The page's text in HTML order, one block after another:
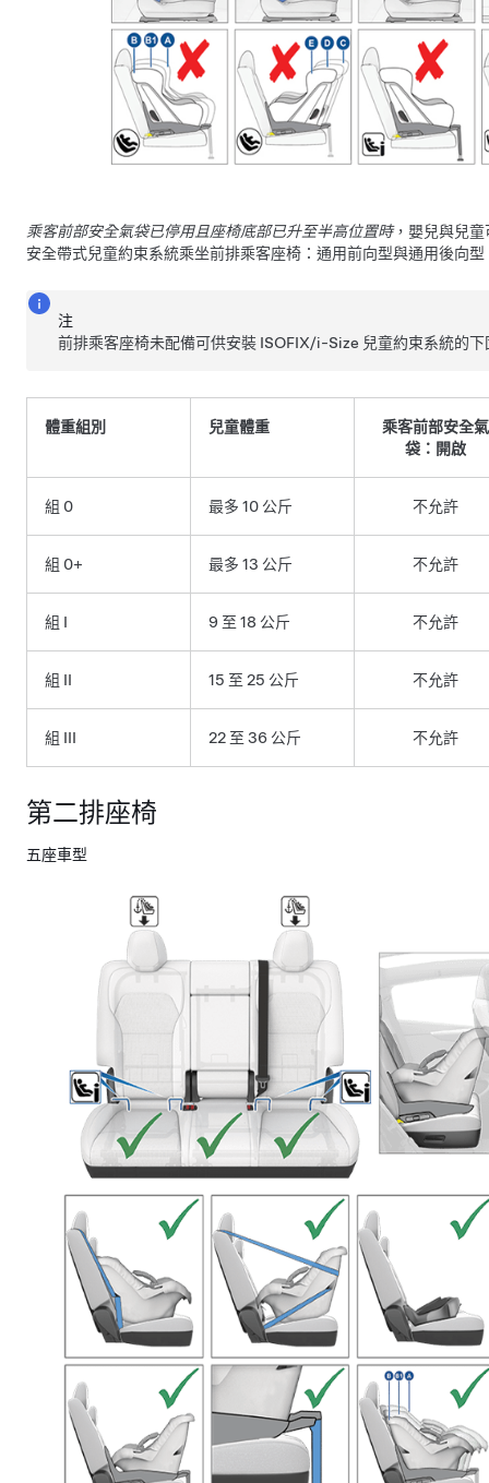
乘客前部安全氣袋已停用且座椅底部已升至半高位置時，嬰兒與兒
安全帶式兒童約束系統乘坐前排乘客座椅：通用前向型與通用後向型
注
前排乘客座椅未配備可供安裝 ISOFIX/i-Size 兒童約束系統的下
體重組別 兒童體重
乘客前部安全氣
袋：開啟
組 0 最多 10 公斤 不允許
組 0+ 最多 13 公斤 不允許
組 I 9 至 18 公斤 不允許
組 II 15 至 25 公斤 不允許
組 III 22 至 36 公斤 不允許
第二排座椅
五座車型